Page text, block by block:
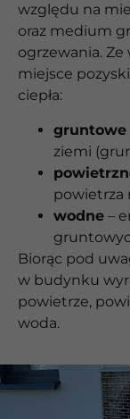
względu na
oraz medium
ogrzewania. Ze
miejsce
ciepła:
gruntowe
ziemi
powietrza
wodne –
Biorąc pod
w budynku
powietrze,
woda.